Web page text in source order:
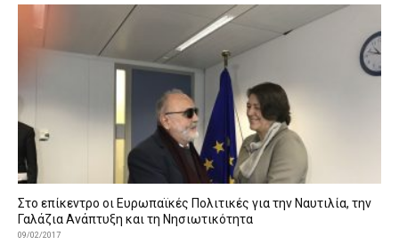
Στο επίκεντρο οι Ευρωπαϊκές Πολιτικές για την Ναυτιλία, την
Γαλάζια Ανάπτυξη και τη Νησιωτικότητα
09/02/2017